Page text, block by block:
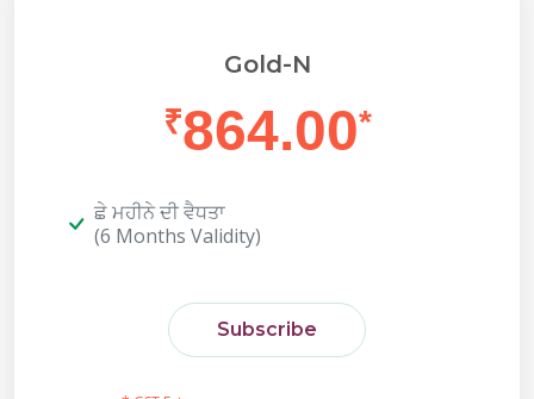
Gold-N
₹864.00*
ਛੇ ਮਹੀਨੇ ਦੀ ਵੈਧਤਾ
(6 Months Validity)
Subscribe